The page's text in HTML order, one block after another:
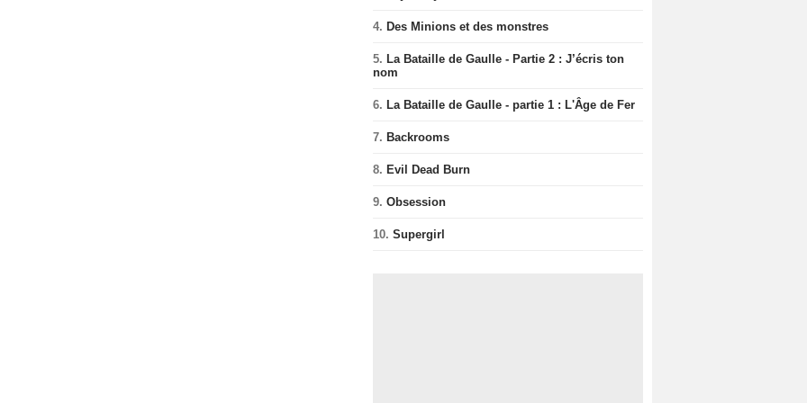
4. Des Minions et des monstres
5. La Bataille de Gaulle - Partie 2 : J’écris ton
nom
6. La Bataille de Gaulle - partie 1 : L'Âge de Fer
7. Backrooms
8. Evil Dead Burn
9. Obsession
10. Supergirl